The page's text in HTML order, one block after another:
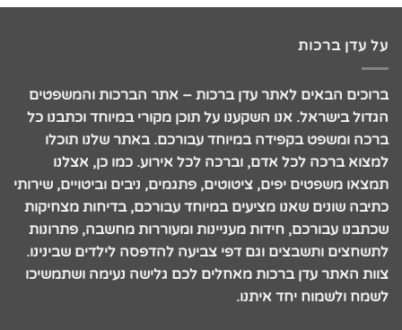
על עדן ברכות
ברוכים הבאים לאתר עדן ברכות – אתר הברכות והמשפטים
הגדול בישראל. אנו השקענו על תוכן מקורי במיוחד וכתבנו כל
ברכה ומשפט בקפידה במיוחד עבורכם. באתר שלנו תוכלו
למצוא ברכה לכל אדם, וברכה לכל אירוע. כמו כן, אצלנו
תמצאו משפטים יפים, ציטוטים, פתגמים, ניבים וביטויים, שירותי
כתיבה שונים שאנו מציעים במיוחד עבורכם, בדיחות מצחיקות
שכתבנו עבורכם, חידות מעניינות ומעוררות מחשבה, פתרונות
לתשחצים ותשבצים וגם דפי צביעה להדפסה לילדים שבינינו.
צוות האתר עדן ברכות מאחלים לכם גלישה נעימה ושתמשיכו
לשמח ולשמוח יחד איתנו.